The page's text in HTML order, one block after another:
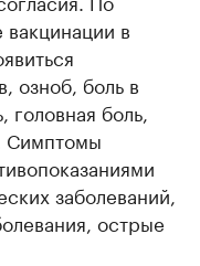
в
озноб, боль в
головная боль,
Симптомы
заболеваний,
острые